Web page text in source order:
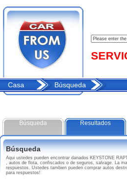
Casa Búsqueda
Búsqueda Resultados
Búsqueda
Aqui ustedes pueden encontrar danados KEYSTONE
, autos de flota, confiscados o de seguros, salvage. La
respuestos. Ustedes tambien pueden comprar autos
para respuestos!